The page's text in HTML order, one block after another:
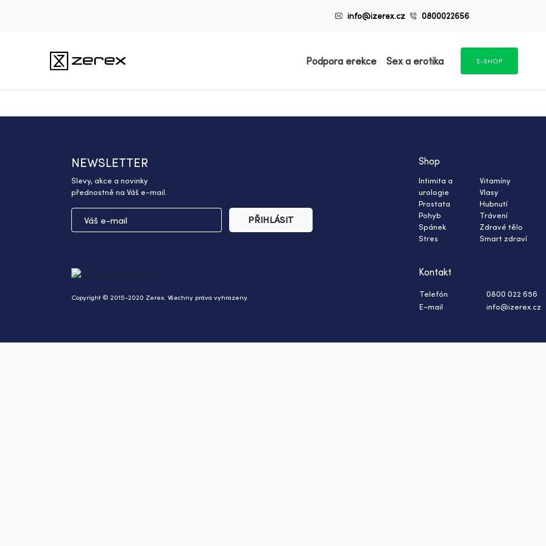
info@izerex.cz 0800022656
Podpora erekce Sex a erotika E-SHOP
NEWSLETTER
Slevy, akce a novinky
přednostně na Váš e-mail.
PŘIHLÁSIT
Shop
Intimita a
urologie
Prostata
Pohyb
Spánek
Stres
Vitamíny
Vlasy
Hubnutí
Trávení
Zdravé tělo
Smart zdraví
Copyright © 2015-2020 Zerex. Všechny práva vyhrazeny.
Kontakt
Telefón
0800 022 656
E-mail
info@izerex.cz